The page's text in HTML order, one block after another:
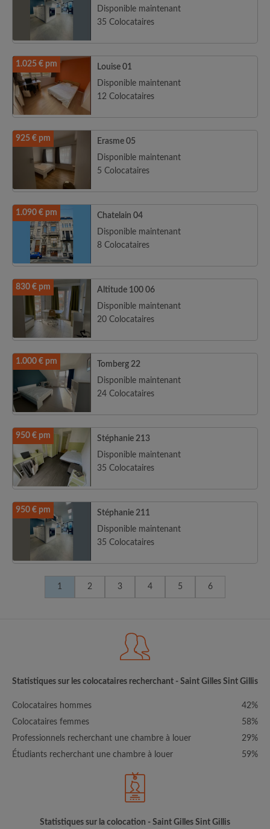
Disponible maintenant
35 Colocataires
1.025 € pm
Louise 01
Disponible maintenant
12 Colocataires
925 € pm
Erasme 05
Disponible maintenant
5 Colocataires
1.090 € pm
Chatelain 04
Disponible maintenant
8 Colocataires
830 € pm
Altitude 100 06
Disponible maintenant
20 Colocataires
1.000 € pm
Tomberg 22
Disponible maintenant
24 Colocataires
950 € pm
Stéphanie 213
Disponible maintenant
35 Colocataires
950 € pm
Stéphanie 211
Disponible maintenant
35 Colocataires
1 2 3 4 5 6
Statistiques sur les colocataires recherchant - Saint Gilles Sint Gillis
Colocataires hommes
42%
Colocataires femmes
58%
Professionnels recherchant une chambre à louer
29%
Étudiants recherchant une chambre à louer
59%
Statistiques sur la colocation - Saint Gilles Sint Gillis